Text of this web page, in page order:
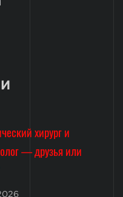
хирург и
— друзья или